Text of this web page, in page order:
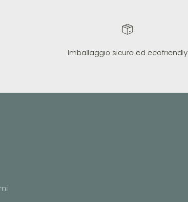
Imballaggio sicuro ed ecofriendly